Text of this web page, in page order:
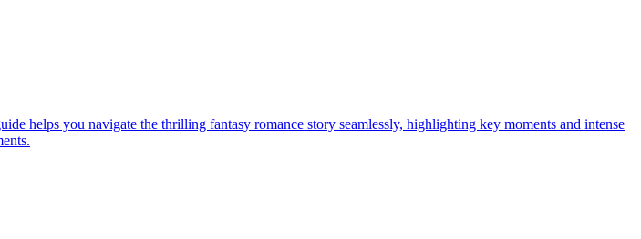
helps you navigate the thrilling fantasy romance story seamlessly, highlighting key moments and intense